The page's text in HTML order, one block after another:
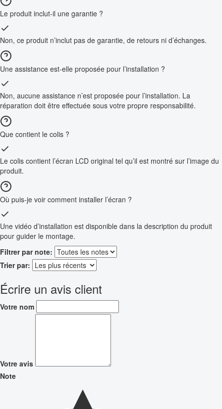
Le produit inclut-il une garantie ?
Non, ce produit n’inclut pas de garantie, de retours ni d’échanges.
Une assistance est-elle proposée pour l’installation ?
Non, aucune assistance n’est proposée pour l’installation. La
réparation doit être effectuée sous votre propre responsabilité.
Que contient le colis ?
Le colis contient l’écran LCD original tel qu’il est montré sur l’image du
produit.
Où puis-je voir comment installer l’écran ?
Une vidéo d’installation est disponible dans la description du produit
pour guider le montage.
Filtrer par note:
Trier par:
Écrire un avis client
Votre nom
Votre avis
Note